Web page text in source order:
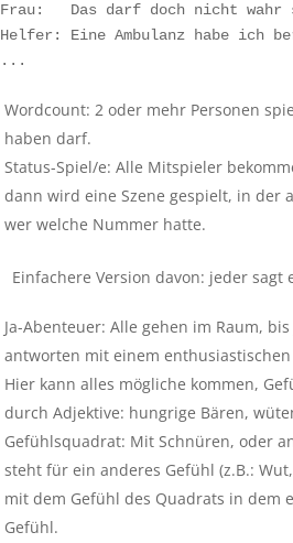
Frau:   Das darf doch nicht wahr
Helfer: Eine Ambulanz habe ich
...
Wordcount: 2 oder mehr Personen
haben darf.
Status-Spiel/e: Alle Mitspieler
dann wird eine Szene gespielt, in der
wer welche Nummer hatte.
Einfachere Version davon: jeder sagt
Ja-Abenteuer: Alle gehen im Raum,
antworten mit einem enthusiastischen
Hier kann alles mögliche kommen,
durch Adjektive: hungrige Bären,
Gefühlsquadrat: Mit Schnüren, oder
steht für ein anderes Gefühl (z.B.:
mit dem Gefühl des Quadrats in dem
Gefühl.